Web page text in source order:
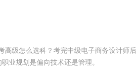
级怎么选科？考完中级电子商务设计师
业规划是偏向技术还是管理。